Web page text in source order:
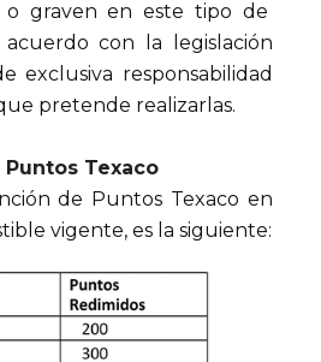
graven en este tipo de
acuerdo con la legislación
exclusiva responsabilidad
pretende realizarlas.
Texaco
de Puntos Texaco en
vigente, es la siguiente: